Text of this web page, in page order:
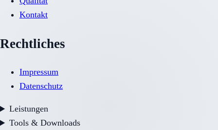
Kontakt
Rechtliches
Impressum
Datenschutz
Leistungen
Tools & Downloads